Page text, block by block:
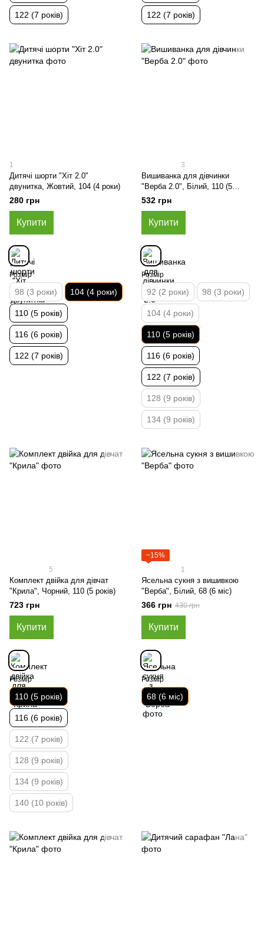
122 (7 років) 122 (7 років)
1
Дитячі шорти "Хіт 2.0"
двунитка, Жовтий, 104 (4 роки)
280 грн
Купити
Розмір
98 (3 роки) 104 (4 роки)
110 (5 років)
116 (6 років)
122 (7 років)
3
Вишиванка для дівчинки
"Верба 2.0", Білий, 110 (5
років)
532 грн
Купити
Розмір
92 (2 роки) 98 (3 роки)
104 (4 роки)
110 (5 років)
116 (6 років)
122 (7 років)
128 (9 років)
134 (9 років)
5
Комплект двійка для дівчат
"Крила", Чорний, 110 (5 років)
723 грн
Купити
Розмір
110 (5 років)
116 (6 років)
122 (7 років)
128 (9 років)
134 (9 років)
140 (10 років)
−15%
1
Ясельна сукня з вишивкою
"Верба", Білий, 68 (6 міс)
366 грн 430 грн
Купити
Розмір
68 (6 міс)